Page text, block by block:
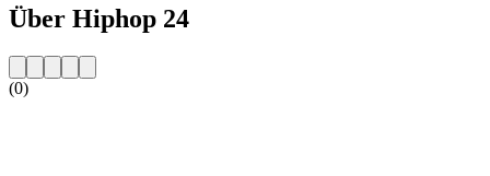
Über Hiphop 24
(0)